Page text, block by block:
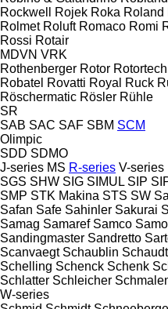
Rockwell
Rojek Roka Roland
Rolmet Roluft Romaco Romi
Rossi Rotair
MDVN VRK
Rothenberger Rotor Rotortech
Robatel Rovatti Royal Ruck
Röschermatic Rösler Rühle
SR
SAB SAC SAF SBM SCM
Olimpic
SDD SDMO
J-series MS R-series V-series
SGS SHW SIG SIMUL SIP
SMP STK Makina STS SW
Safan Safe Sahinler Sakurai
Samag Samaref Samco
Sandingmaster Sandretto
Scanvaegt Schaublin
Schelling Schenck Schenk
Schlatter Schleicher
W-series